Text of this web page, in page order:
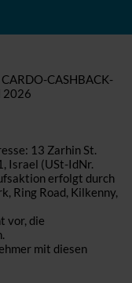
CASHBACK-
2026
13 Zarhin St.
Israel (USt-IdNr.
erfolgt durch
Ring Road, Kilkenny,
vor, die
mit diesen